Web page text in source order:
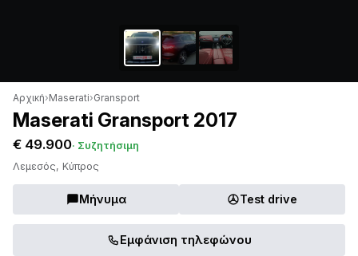
Αρχική›Maserati›Gransport
Maserati Gransport 2017
€ 49.900· Συζητήσιμη
Λεμεσός, Κύπρος
Μήνυμα Test drive
Εμφάνιση τηλεφώνου